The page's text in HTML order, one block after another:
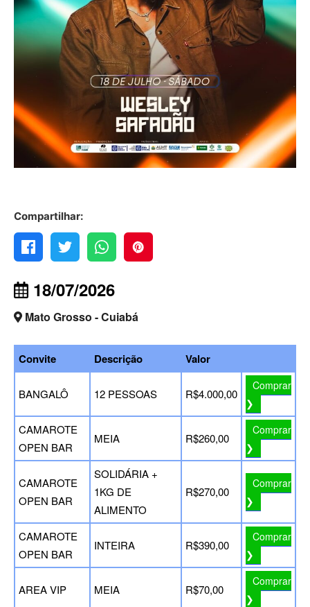
Compartilhar:
18/07/2026
Mato Grosso - Cuiabá
Convite Descrição Valor
BANGALÔ 12 PESSOAS R$4.000,00
Comprar
❯
CAMAROTE
OPEN BAR
MEIA R$260,00
Comprar
❯
CAMAROTE
OPEN BAR
SOLIDÁRIA +
1KG DE
ALIMENTO
R$270,00
Comprar
❯
CAMAROTE
OPEN BAR
INTEIRA R$390,00
Comprar
❯
AREA VIP MEIA R$70,00
Comprar
❯